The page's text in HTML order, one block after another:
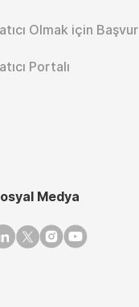
Olmak için Başvur
Portalı
Medya
TwitterInstagram
Youtube